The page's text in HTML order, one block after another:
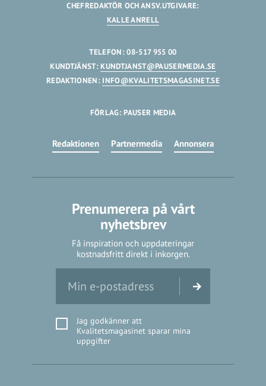
CHEFREDAKTÖR OCH ANSV.UTGIVARE:
KALLE ANRELL
TELEFON: 08-517 955 00
KUNDTJÄNST:KUNDTJANST@PAUSERMEDIA.SE
REDAKTIONEN: INFO@KVALITETSMAGASINET.SE
FÖRLAG: PAUSER MEDIA
Redaktionen Partnermedia Annonsera
Prenumerera på vårt
nyhetsbrev
Få inspiration och uppdateringar
kostnadsfritt direkt i inkorgen.
Jag godkänner att
Kvalitetsmagasinet sparar mina
uppgifter